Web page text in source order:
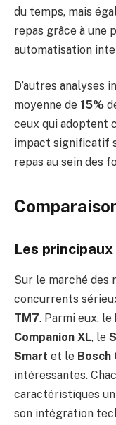
du temps, mais
repas grâce à une
automatisation
D’autres analyses
moyenne de 15%
ceux qui adoptent
impact significatif
repas au sein des
Les
Sur le marché des
concurrents
TM7. Parmi eux, le
Companion XL, le
Smart et le Bosch
intéressantes.
caractéristiques
son intégration